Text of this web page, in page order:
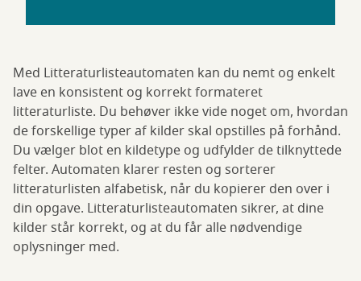
Med Litteraturlisteautomaten kan du nemt og enkelt
lave en konsistent og korrekt formateret
litteraturliste. Du behøver ikke vide noget om, hvordan
de forskellige typer af kilder skal opstilles på forhånd.
Du vælger blot en kildetype og udfylder de tilknyttede
felter. Automaten klarer resten og sorterer
litteraturlisten alfabetisk, når du kopierer den over i
din opgave. Litteraturlisteautomaten sikrer, at dine
kilder står korrekt, og at du får alle nødvendige
oplysninger med.